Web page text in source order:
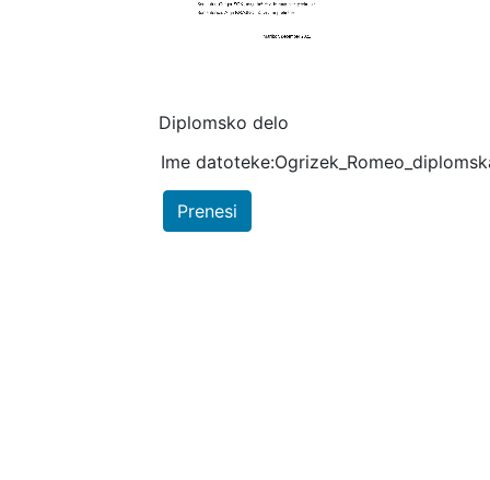
Diplomsko delo
Ime
Prenesi